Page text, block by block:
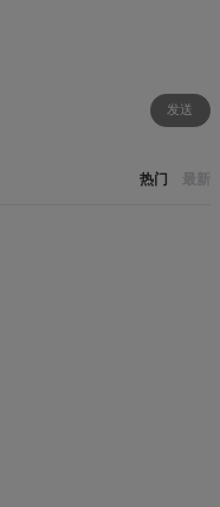
发送
热门 最新